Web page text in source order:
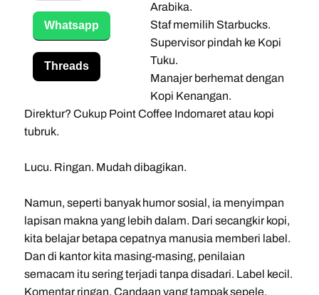
Whatsapp
Threads
Arabika.
Staf memilih Starbucks.
Supervisor pindah ke Kopi
Tuku.
Manajer berhemat dengan
Kopi Kenangan.
Direktur? Cukup Point Coffee Indomaret atau kopi
tubruk.
Lucu. Ringan. Mudah dibagikan.
Namun, seperti banyak humor sosial, ia menyimpan
lapisan makna yang lebih dalam. Dari secangkir kopi,
kita belajar betapa cepatnya manusia memberi label.
Dan di kantor kita masing-masing, penilaian
semacam itu sering terjadi tanpa disadari. Label kecil.
Komentar ringan. Candaan yang tampak sepele.